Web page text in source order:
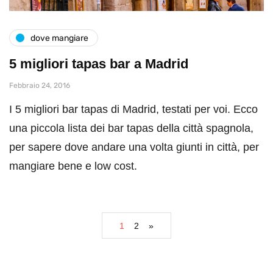
dove mangiare
5 migliori tapas bar a Madrid
Febbraio 24, 2016
I 5 migliori bar tapas di Madrid, testati per voi. Ecco
una piccola lista dei bar tapas della città spagnola,
per sapere dove andare una volta giunti in città, per
mangiare bene e low cost.
1 2 »